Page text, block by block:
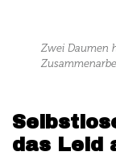
Zwei Daumen
das Leid